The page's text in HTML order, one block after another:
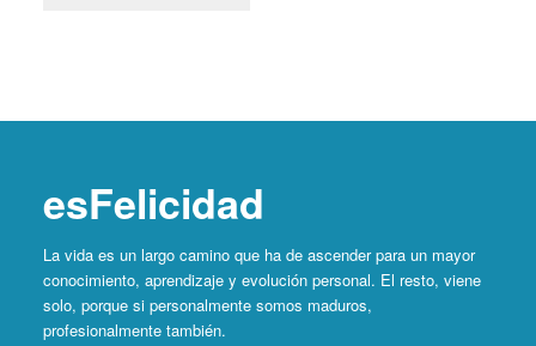
esFelicidad
La vida es un largo camino que ha de ascender para un mayor
conocimiento, aprendizaje y evolución personal. El resto, viene
solo, porque si personalmente somos maduros,
profesionalmente también.